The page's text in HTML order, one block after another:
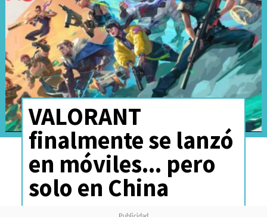
Síguenos:
VALORANT
finalmente se lanzó
en móviles... pero
solo en China